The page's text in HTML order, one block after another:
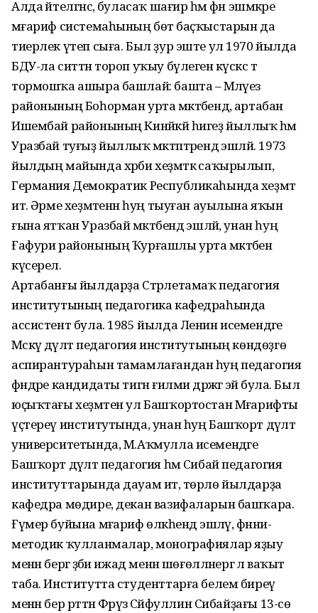
Алда әйтелгәнсә, буласаҡ шағир һәм фән эшмәкәре
мәғариф системаһының бөтә баҫҡыстарын да
тиерлек үтеп сыға. Был ҙур эште ул 1970 йылда
БДУ-ла ситтән тороп уҡыу бүлегенә күскәс тә
тормошҡа ашыра башлай: башта – Мәләүез
районының Боһорман урта мәктәбендә, артабан
Ишембай районының Кинйәкәй һигеҙ йыллыҡ һәм
Уразбай туғыҙ йыллыҡ мәктәптәрендә эшләй. 1973
йылдың майында хәрби хеҙмәткә саҡырылып,
Германия Демократик Республикаһында хеҙмәт
итә. Әрме хеҙмәтенән һуң тыуған ауылына яҡын
ғына ятҡан Уразбай мәктәбендә эшләй, унан һуң
Ғафури районының Ҡурғашлы урта мәктәбенә
күсерелә.
Артабанғы йылдарҙа Стәрлетамаҡ педагогия
институтының педагогика кафедраһында
ассистент була. 1985 йылда Ленин исемендәге
Мәскәү дәүләт педагогия институтының көндөҙгө
аспирантураһын тамамлағандан һуң педагогия
фәндәре кандидаты тигән ғилми дәрәжәгә эйә була. Был
юҫыҡтағы хеҙмәтен ул Башҡортостан Мәғарифты
үҫтереү институтында, унан һуң Башҡорт дәүләт
университетында, М.Аҡмулла исемендәге
Башҡорт дәүләт педагогия һәм Сибай педагогия
институттарында дауам итә, төрлө йылдарҙа
кафедра мөдире, декан вазифаларын башҡара.
Ғүмер буйына мәғариф өлкәһендә эшләү, фәнни-
методик ҡулланмалар, монографиялар яҙыу
менән бергә әҙәби ижад менән шөғөлләнергә лә ваҡыт
таба. Институтта студенттарға белем биреү
менән бер рәттән Фәрүәз Сәйфуллин Сибайҙағы 13-сө